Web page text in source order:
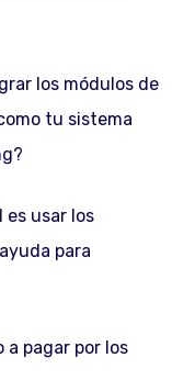
los módulos de
tu sistema
es usar los
para
pagar por los